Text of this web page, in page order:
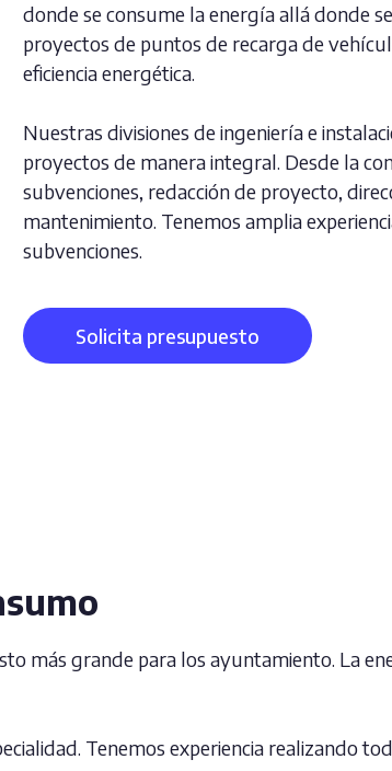
donde se consume la energía allá donde
proyectos de puntos de recarga de
eficiencia energética.
Nuestras divisiones de ingeniería e
proyectos de manera integral. Desde la
subvenciones, redacción de proyecto,
mantenimiento. Tenemos amplia
subvenciones.
Solicita presupuesto
más grande para los ayuntamiento. La
Tenemos experiencia realizando